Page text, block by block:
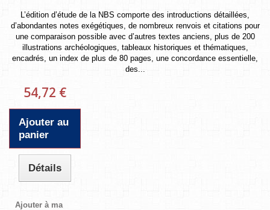
L’édition d’étude de la NBS comporte des introductions détaillées,
d’abondantes notes exégétiques, de nombreux renvois et citations pour
une comparaison possible avec d’autres textes anciens, plus de 200
illustrations archéologiques, tableaux historiques et thématiques,
encadrés, un index de plus de 80 pages, une concordance essentielle,
des...
54,72 €
Ajouter au
panier
Détails
Ajouter à ma